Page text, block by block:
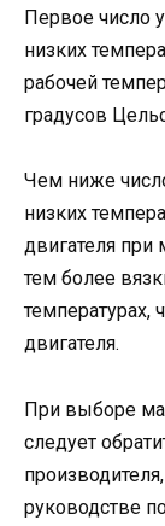
Первое число
низких
рабочей
градусов
Чем ниже
низких
двигателя
тем более
температурах,
двигателя.
При выборе
следует
руководстве